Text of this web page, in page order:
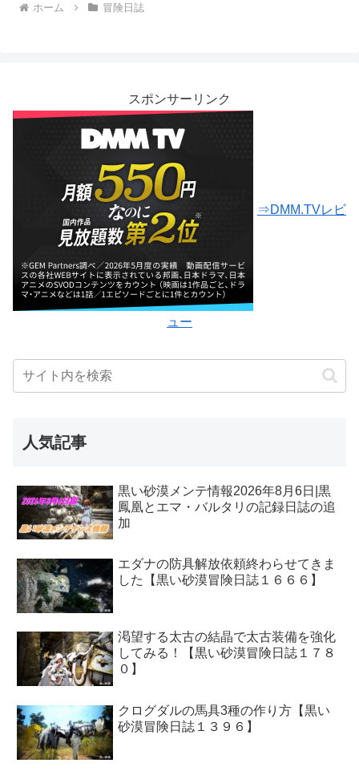
ホーム 冒険日誌
スポンサーリンク
⇒DMM.TVレビ
ュー
人気記事
黒い砂漠メンテ情報2026年8月6日|黒
鳳凰とエマ・バルタリの記録日誌の追
加
エダナの防具解放依頼終わらせてきま
した【黒い砂漠冒険日誌１６６６】
渇望する太古の結晶で太古装備を強化
してみる！【黒い砂漠冒険日誌１７８
０】
クログダルの馬具3種の作り方【黒い
砂漠冒険日誌１３９６】